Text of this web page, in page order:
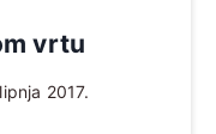
vrtu
2017.